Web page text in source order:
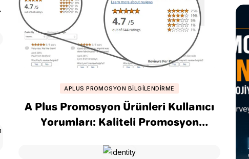
APLUS PROMOSYON BILGILENDIRME
A Plus Promosyon Ürünleri Kullanıcı
Yorumları: Kaliteli Promosyon